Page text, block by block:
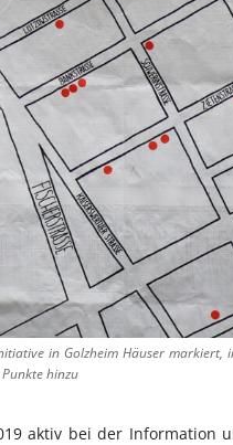
in Golzheim Häuser markiert,
hinzu
aktiv bei der Information